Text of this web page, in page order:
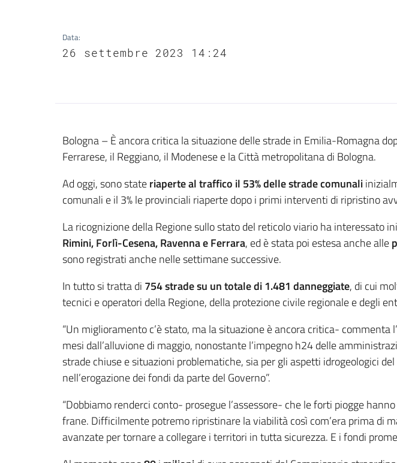
Data:
26 settembre 2023 14:24
Contenuto
Bologna – È ancora critica la situazione delle strade in Emilia-Romagna
Ferrarese, il Reggiano, il Modenese e la Città metropolitana di Bologna.
Ad oggi, sono stateriaperte al traffico il 53% delle strade comunali
comunali e il 3% le provinciali riaperte dopo i primi interventi di ripristino
La ricognizione della Regione sullo stato del reticolo viario ha interessato
Rimini, Forlì-Cesena, Ravenna e Ferrara, ed è stata poi estesa anche alle
sono registrati anche nelle settimane successive.
In tutto si tratta di 754 strade su un totale di 1.481 danneggiate, di cui
tecnici e operatori della Regione, della protezione civile regionale e degli
“Un miglioramento c’è stato, ma la situazione è ancora critica- commenta
mesi dall’alluvione di maggio, nonostante l’impegno h24 delle
strade chiuse e situazioni problematiche, sia per gli aspetti idrogeologici
nell’erogazione dei fondi da parte del Governo”.
“Dobbiamo renderci conto- prosegue l’assessore- che le forti piogge
frane. Difficilmente potremo ripristinare la viabilità così com’era prima di
avanzate per tornare a collegare i territori in tutta sicurezza. E i fondi